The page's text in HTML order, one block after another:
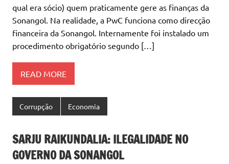
qual era sócio) quem praticamente gere as finanças da
Sonangol. Na realidade, a PwC funciona como direcção
financeira da Sonangol. Internamente foi instalado um
procedimento obrigatório segundo […]
READ MORE
Corrupção Economia
SARJU RAIKUNDALIA: ILEGALIDADE NO
GOVERNO DA SONANGOL